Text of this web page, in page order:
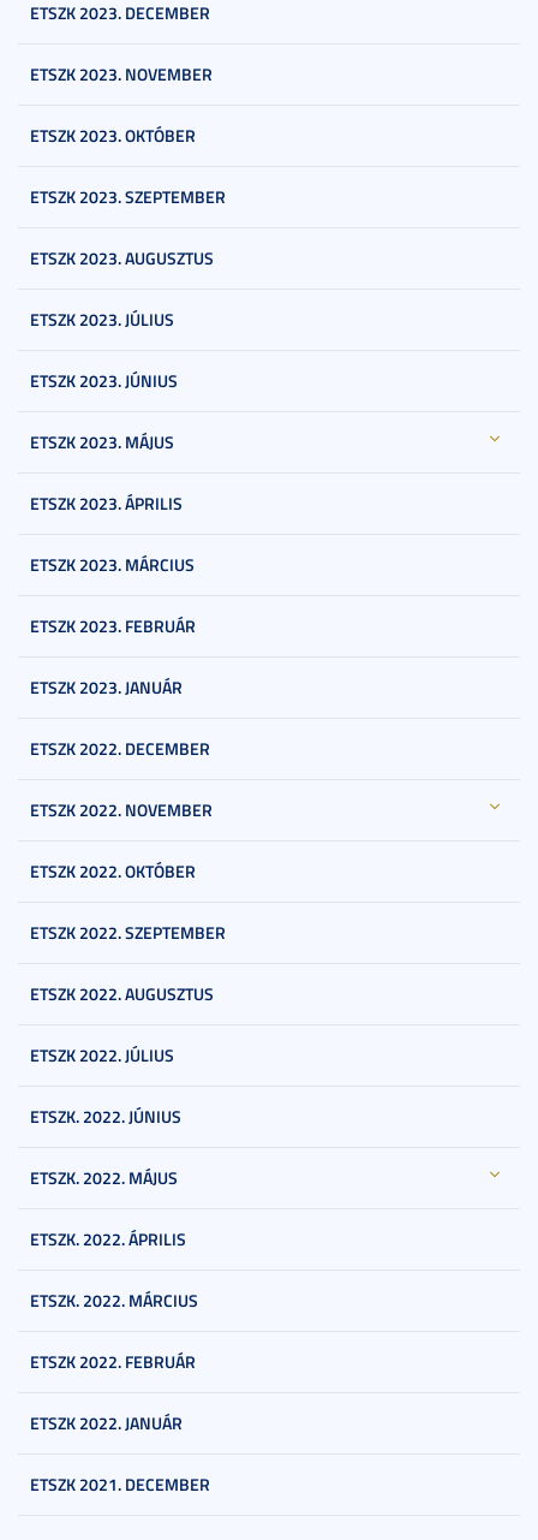
ETSZK 2023. DECEMBER
ETSZK 2023. NOVEMBER
ETSZK 2023. OKTÓBER
ETSZK 2023. SZEPTEMBER
ETSZK 2023. AUGUSZTUS
ETSZK 2023. JÚLIUS
ETSZK 2023. JÚNIUS
ETSZK 2023. MÁJUS
ETSZK 2023. ÁPRILIS
ETSZK 2023. MÁRCIUS
ETSZK 2023. FEBRUÁR
ETSZK 2023. JANUÁR
ETSZK 2022. DECEMBER
ETSZK 2022. NOVEMBER
ETSZK 2022. OKTÓBER
ETSZK 2022. SZEPTEMBER
ETSZK 2022. AUGUSZTUS
ETSZK 2022. JÚLIUS
ETSZK. 2022. JÚNIUS
ETSZK. 2022. MÁJUS
ETSZK. 2022. ÁPRILIS
ETSZK. 2022. MÁRCIUS
ETSZK 2022. FEBRUÁR
ETSZK 2022. JANUÁR
ETSZK 2021. DECEMBER